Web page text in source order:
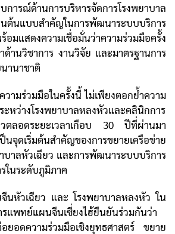
ารณ์ด้านการบริหารจัดการโรงพยาบาล
ต้นแบบสำคัญในการพัฒนาระบบบริการ
มแสดงความเชื่อมั่นว่าความร่วมมือครั้ง
านวิชาการ งานวิจัย และมาตรฐานการ
านาชาติ
วามร่วมมือในครั้งนี้ ไม่เพียงตอกย้ำความ
ว่างโรงพยาบาลหลงหัวและคลินิกการ
ตลอดระยะเวลาเกือบ 30 ปีที่ผ่านมา
ดเริ่มต้นสำคัญของการขยายเครือข่าย
บาลหัวเฉียว และการพัฒนาระบบบริการ
นระดับภูมิภาค
นหัวเฉียว และ โรงพยาบาลหลงหัว ใน
แพทย์แผนจีนเซี่ยงไฮ้ยืนยันร่วมกันว่า
อยอดความร่วมมือเชิงยุทธศาสตร์ ขยาย